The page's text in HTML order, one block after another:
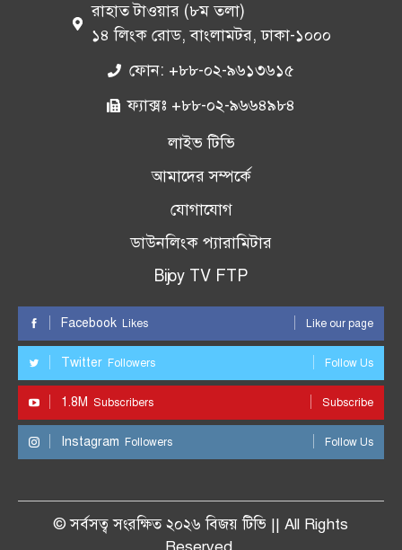
রাহাত টাওয়ার (৮ম তলা)
১৪ লিংক রোড, বাংলামটর, ঢাকা-১০০০
ফোন: +৮৮-০২-৯৬১৩৬১৫
ফ্যাক্সঃ +৮৮-০২-৯৬৬৪৯৮৪
লাইভ টিভি
আমাদের সম্পর্কে
যোগাযোগ
ডাউনলিংক প্যারামিটার
Bijoy TV FTP
Facebook Likes Like our page
Twitter Followers Follow Us
1.8M Subscribers Subscribe
Instagram Followers Follow Us
© সর্বসত্ব সংরক্ষিত ২০২৬ বিজয় টিভি || All Rights